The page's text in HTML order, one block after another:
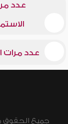
عدد
عدد مرات
جميع الحقوق محفوظة © 2026